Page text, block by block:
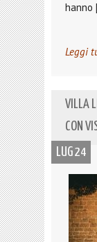
hanno
Leggi
VILLA
CON
LUG 24